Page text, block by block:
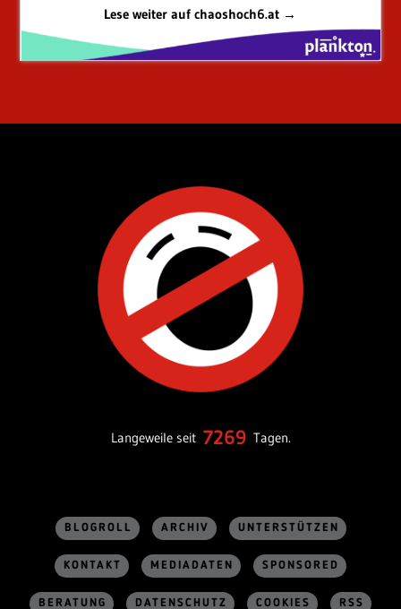
Lese weiter auf chaoshoch6.at →
Langeweile seit 7269 Tagen.
BLOGROLL ARCHIV UNTERSTÜTZEN
KONTAKT MEDIADATEN SPONSORED
BERATUNG DATENSCHUTZ COOKIES RSS